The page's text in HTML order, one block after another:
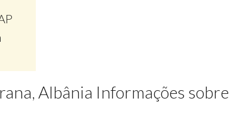
Albânia Informações sobre